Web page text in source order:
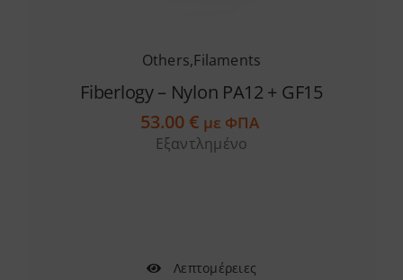
Others,Filaments
Fiberlogy – Nylon PA12 + GF15
53.00€ με ΦΠΑ
Εξαντλημένο
Λεπτομέρειες